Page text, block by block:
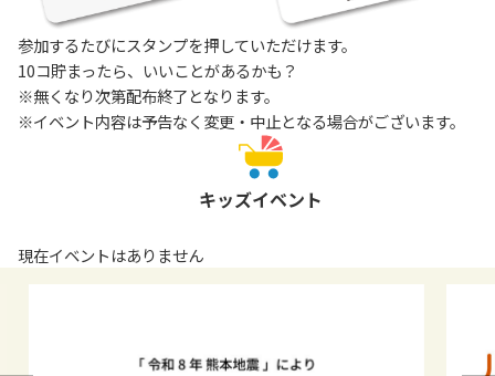
参加するたびにスタンプを押していただけます。
10コ貯まったら、いいことがあるかも？
※無くなり次第配布終了となります。
※イベント内容は予告なく変更・中止となる場合がございます。
キッズイベント
現在イベントはありません